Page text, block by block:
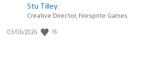
Postée
:
state
Stu Tilley
Creative Director, Firesprite Games
Date
03/06/2026 16